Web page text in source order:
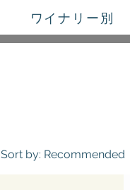
ワイナリー別
Sort by: Recommended